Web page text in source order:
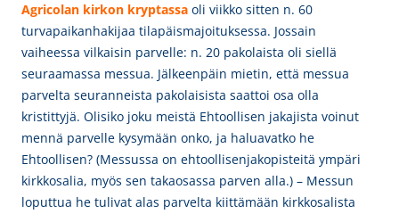
Agricolan kirkon kryptassa oli viikko sitten n. 60
turvapaikanhakijaa tilapäismajoituksessa. Jossain
vaiheessa vilkaisin parvelle: n. 20 pakolaista oli siellä
seuraamassa messua. Jälkeenpäin mietin, että messua
parvelta seuranneista pakolaisista saattoi osa olla
kristittyjä. Olisiko joku meistä Ehtoollisen jakajista voinut
mennä parvelle kysymään onko, ja haluavatko he
Ehtoollisen? (Messussa on ehtoollisenjakopisteitä ympäri
kirkkosalia, myös sen takaosassa parven alla.) – Messun
loputtua he tulivat alas parvelta kiittämään kirkkosalista